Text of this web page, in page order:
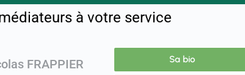
à votre service
FRAPPIER Sa bio